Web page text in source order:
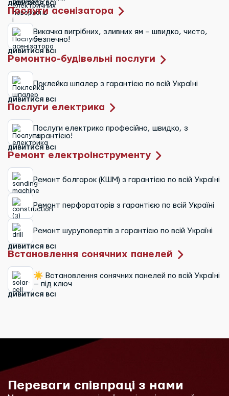
ДИВИТИСЯ ВСІ
Послуги асенізатора
Викачка вигрібних, зливних ям – швидко, чисто,
безпечно!
ДИВИТИСЯ ВСІ
Ремонтно-будівельні послуги
Поклейка шпалер з гарантією по всій Україні
ДИВИТИСЯ ВСІ
Послуги електрика
Послуги електрика професійно, швидко, з
гарантією!
ДИВИТИСЯ ВСІ
Ремонт електроінструменту
Ремонт болгарок (КШМ) з гарантією по всій Україні
Ремонт перфораторів з гарантією по всій Україні
Ремонт шуруповертів з гарантією по всій Україні
ДИВИТИСЯ ВСІ
Встановлення сонячних панелей
☀ Встановлення сонячних панелей по всій Україні
— під ключ
ДИВИТИСЯ ВСІ
Переваги співпраці з нами